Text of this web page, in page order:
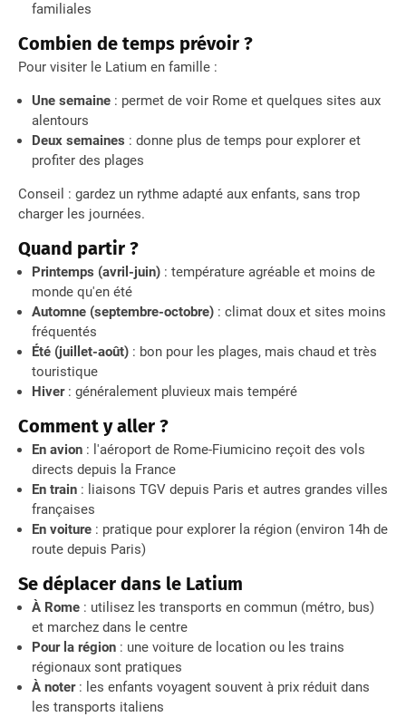
familiales
Combien de temps prévoir ?
Pour visiter le Latium en famille :
Une semaine : permet de voir Rome et quelques sites aux
alentours
Deux semaines : donne plus de temps pour explorer et
profiter des plages
Conseil : gardez un rythme adapté aux enfants, sans trop
charger les journées.
Quand partir ?
Printemps (avril-juin) : température agréable et moins de
monde qu'en été
Automne (septembre-octobre) : climat doux et sites moins
fréquentés
Été (juillet-août) : bon pour les plages, mais chaud et très
touristique
Hiver: généralement pluvieux mais tempéré
Comment y aller ?
En avion : l'aéroport de Rome-Fiumicino reçoit des vols
directs depuis la France
En train : liaisons TGV depuis Paris et autres grandes villes
françaises
En voiture : pratique pour explorer la région (environ 14h de
route depuis Paris)
Se déplacer dans le Latium
À Rome : utilisez les transports en commun (métro, bus)
et marchez dans le centre
Pour la région : une voiture de location ou les trains
régionaux sont pratiques
À noter: les enfants voyagent souvent à prix réduit dans
les transports italiens